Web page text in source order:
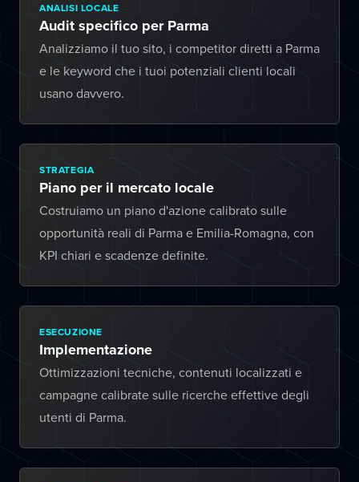
ANALISI LOCALE
Audit specifico per Parma
Analizziamo il tuo sito, i competitor diretti a Parma
e le keyword che i tuoi potenziali clienti locali
usano davvero.
STRATEGIA
Piano per il mercato locale
Costruiamo un piano d'azione calibrato sulle
opportunità reali di Parma e Emilia-Romagna, con
KPI chiari e scadenze definite.
ESECUZIONE
Implementazione
Ottimizzazioni tecniche, contenuti localizzati e
campagne calibrate sulle ricerche effettive degli
utenti di Parma.